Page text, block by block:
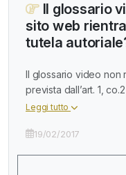
Il glossario
sito web
tutela
Il glossario video non
prevista dall’art. 1,
Leggi tutto
19/02/2017